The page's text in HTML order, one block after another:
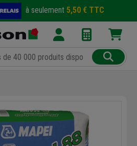
à seulement 5,50 € TTC